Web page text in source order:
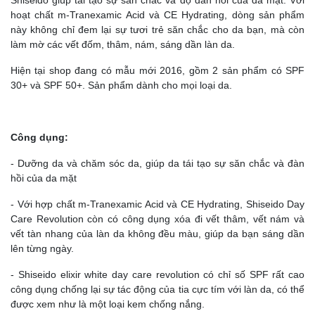
hoạt chất m-Tranexamic Acid và CE Hydrating, dòng sản phẩm
này không chỉ đem lại sự tươi trẻ săn chắc cho da bạn, mà còn
làm mờ các vết đốm, thâm, nám, sáng dần làn da.
Hiện tại shop đang có mẫu mới 2016, gồm 2 sản phẩm có SPF
30+ và SPF 50+. Sản phẩm dành cho mọi loại da.
Công dụng:
- Dưỡng da và chăm sóc da, giúp da tái tạo sự săn chắc và đàn
hồi của da mặt
- Với hợp chất m-Tranexamic Acid và CE Hydrating, Shiseido Day
Care Revolution còn có công dụng xóa đi vết thâm, vết nám và
vết tàn nhang của làn da không đều màu, giúp da bạn sáng dần
lên từng ngày.
- Shiseido elixir white day care revolution có chỉ số SPF rất cao
công dụng chống lại sự tác động của tia cực tím với làn da, có thể
được xem như là một loại kem chống nắng.